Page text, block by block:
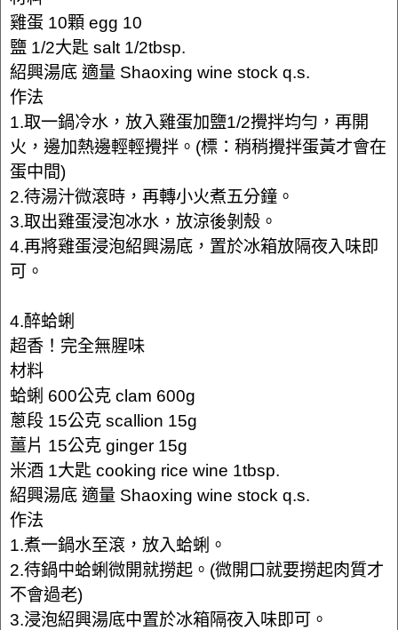
雞蛋 10顆 egg 10
鹽 1/2大匙 salt 1/2tbsp.
紹興湯底 適量 Shaoxing wine stock q.s.
作法
1.取一鍋冷水，放入雞蛋加鹽1/2攪拌均勻，再開
火，邊加熱邊輕輕攪拌。(標：稍稍攪拌蛋黃才會在
蛋中間)
2.待湯汁微滾時，再轉小火煮五分鐘。
3.取出雞蛋浸泡冰水，放涼後剝殼。
4.再將雞蛋浸泡紹興湯底，置於冰箱放隔夜入味即
可。
4.醉蛤蜊
超香！完全無腥味
材料
蛤蜊 600公克 clam 600g
蔥段 15公克 scallion 15g
薑片 15公克 ginger 15g
米酒 1大匙 cooking rice wine 1tbsp.
紹興湯底 適量 Shaoxing wine stock q.s.
作法
1.煮一鍋水至滾，放入蛤蜊。
2.待鍋中蛤蜊微開就撈起。(微開口就要撈起肉質才
不會過老)
3.浸泡紹興湯底中置於冰箱隔夜入味即可。